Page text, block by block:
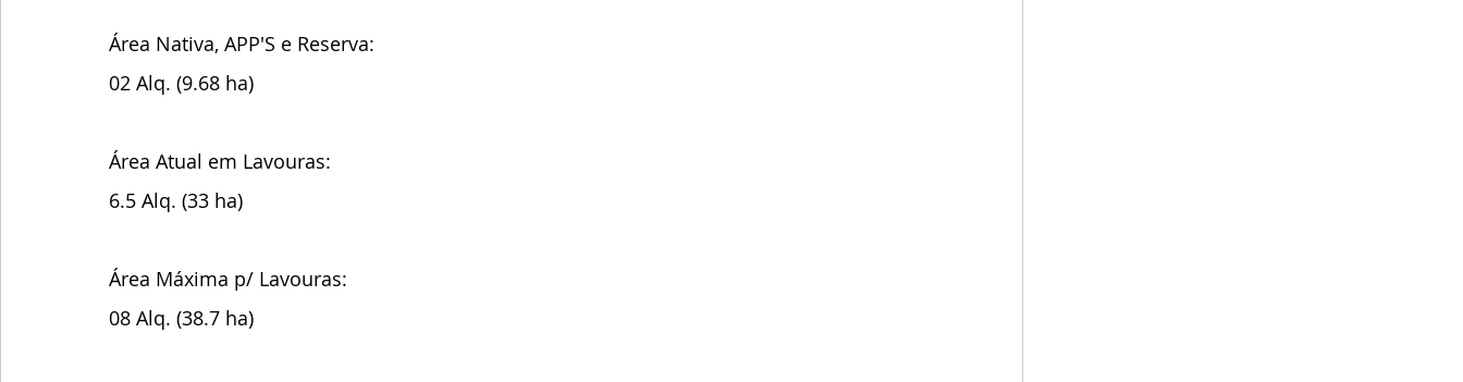
Área Nativa, APP'S e Reserva:
02 Alq. (9.68 ha)
Área Atual em Lavouras:
6.5 Alq. (33 ha)
Área Máxima p/ Lavouras:
08 Alq. (38.7 ha)